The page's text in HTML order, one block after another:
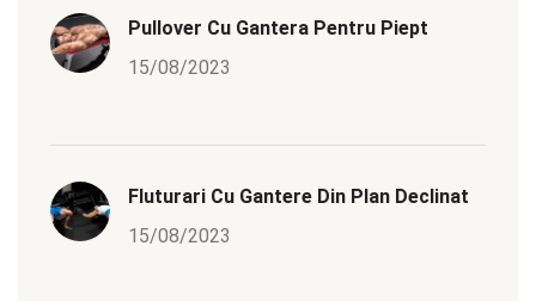
Pullover Cu Gantera Pentru Piept
15/08/2023
Fluturari Cu Gantere Din Plan Declinat
15/08/2023